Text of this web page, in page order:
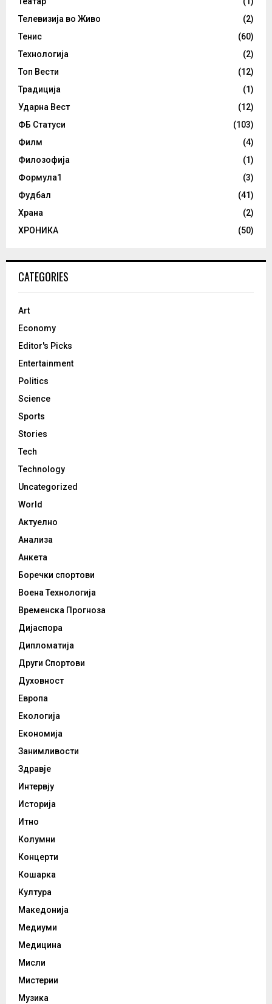
Телевизија во Живо
(2)
Тенис
(60)
Технологија
(2)
Топ Вести
(12)
Традиција
(1)
Ударна Вест
(12)
ФБ Статуси
(103)
Филм
(4)
Филозофија
(1)
Формула1
(3)
Фудбал
(41)
Храна
(2)
ХРОНИКА
(50)
CATEGORIES
Art
Economy
Editor's Picks
Entertainment
Politics
Science
Sports
Stories
Tech
Technology
Uncategorized
World
Актуелно
Анализа
Анкета
Боречки спортови
Воена Технологија
Временска Прогноза
Дијаспора
Дипломатија
Други Спортови
Духовност
Европа
Екологија
Економија
Занимливости
Здравје
Интервју
Историја
Итно
Колумни
Концерти
Кошарка
Култура
Македонија
Медиуми
Медицина
Мисли
Мистерии
Музика